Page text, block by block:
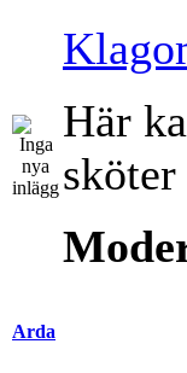
Här
sköter
Arda